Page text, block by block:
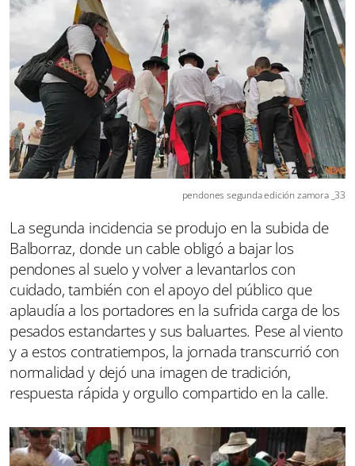
pendones segunda edición zamora _33
La segunda incidencia se produjo en la subida de
Balborraz, donde un cable obligó a bajar los
pendones al suelo y volver a levantarlos con
cuidado, también con el apoyo del público que
aplaudía a los portadores en la sufrida carga de los
pesados estandartes y sus baluartes. Pese al viento
y a estos contratiempos, la jornada transcurrió con
normalidad y dejó una imagen de tradición,
respuesta rápida y orgullo compartido en la calle.